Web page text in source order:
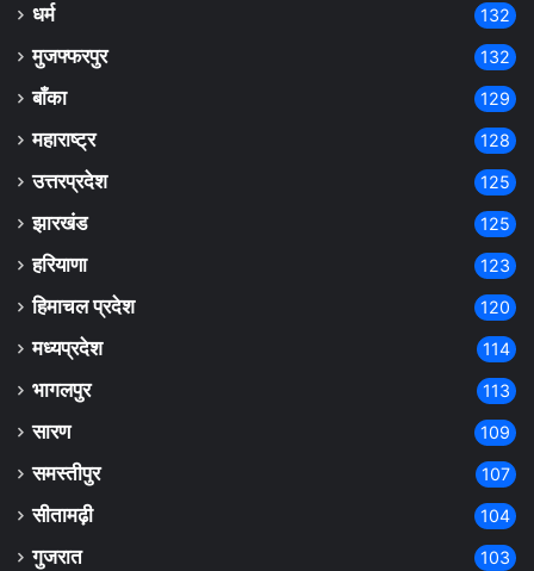
धर्म 132
मुजफ्फरपुर 132
बाँका 129
महाराष्ट्र 128
उत्तरप्रदेश 125
झारखंड 125
हरियाणा 123
हिमाचल प्रदेश 120
मध्यप्रदेश 114
भागलपुर 113
सारण 109
समस्तीपुर 107
सीतामढ़ी 104
गुजरात 103